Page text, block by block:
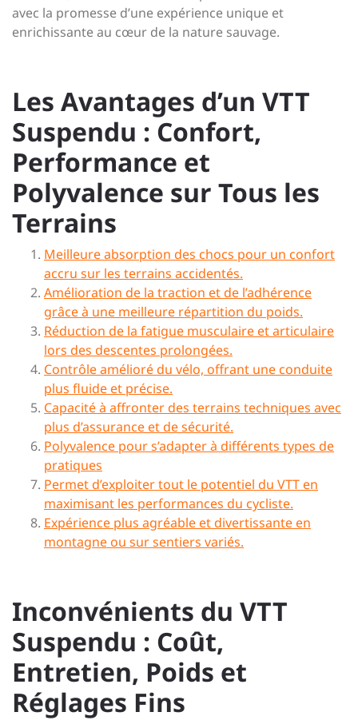
avec la promesse d’une expérience unique et
enrichissante au cœur de la nature sauvage.
Les Avantages d’un VTT
Suspendu : Confort,
Performance et
Polyvalence sur Tous les
Terrains
Meilleure absorption des chocs pour un confort
accru sur les terrains accidentés.
Amélioration de la traction et de l’adhérence
grâce à une meilleure répartition du poids.
Réduction de la fatigue musculaire et articulaire
lors des descentes prolongées.
Contrôle amélioré du vélo, offrant une conduite
plus fluide et précise.
Capacité à affronter des terrains techniques avec
plus d’assurance et de sécurité.
Polyvalence pour s’adapter à différents types de
pratiques
Permet d’exploiter tout le potentiel du VTT en
maximisant les performances du cycliste.
Expérience plus agréable et divertissante en
montagne ou sur sentiers variés.
Inconvénients du VTT
Suspendu : Coût,
Entretien, Poids et
Réglages Fins